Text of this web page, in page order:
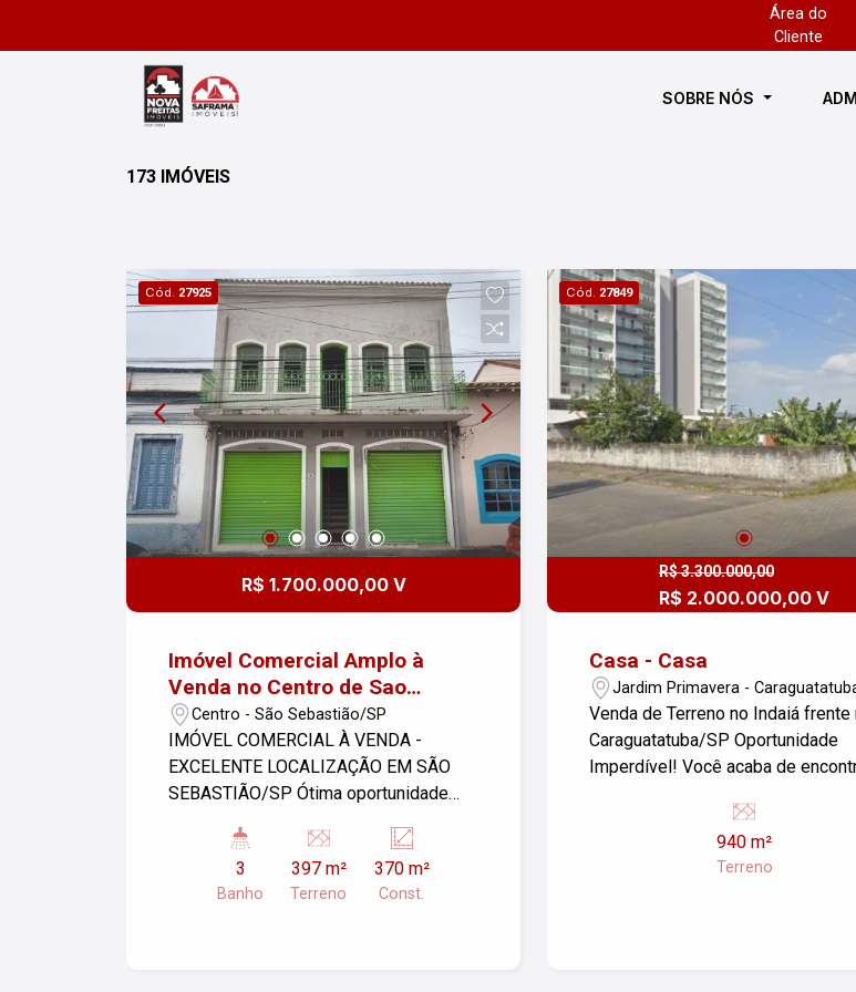
Área do
Cliente
SOBRE NÓS
173 IMÓVEIS
Cód. 27925
R$ 1.700.000,00 V
Imóvel Comercial Amplo à
Venda no Centro de Sao
Sebastiao SP
Centro - São Sebastião/SP
IMÓVEL COMERCIAL À VENDA -
EXCELENTE LOCALIZAÇÃO EM SÃO
SEBASTIÃO/SP Ótima oportunidade
empresa/comércio. Imóvel com 3
ambientes independentes, distribuídos
entre piso térreo e superior, oferecendo
3
Banho
397 m²
Terreno
370 m²
Const.
Cód. 27849
R$ 3.300.000,00
R$ 2.000.000,00 V
Casa - Casa
Jardim Primavera -
Venda de Terreno no Indaiá frente
Caraguatatuba/SP Oportunidade
Imperdível! Você acaba de encontrar a
bairro Jardim Primavera, em
Caraguatatuba/SP. Esta propriedade
oferece um amplo terreno de
940 m²
Terreno